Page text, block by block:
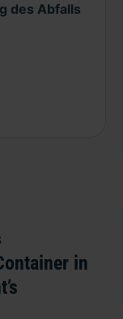
des Abfalls
in